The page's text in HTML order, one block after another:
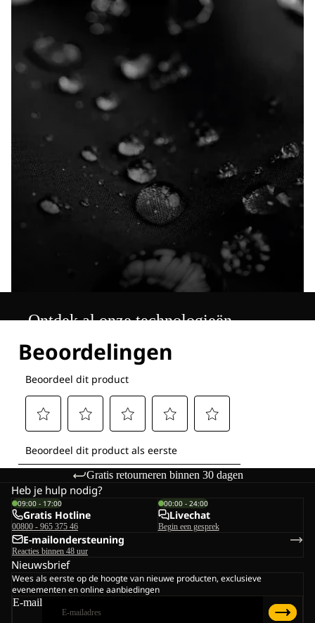
Ontdek al onze technologieën
Gratis retourneren binnen 30 dagen
Heb je hulp nodig?
09:00 - 17:00
Gratis Hotline
00800 - 965 375 46
00:00 - 24:00
Livechat
Begin een gesprek
E-mailondersteuning
Reacties binnen 48 uur
Nieuwsbrief
Wees als eerste op de hoogte van nieuwe producten, exclusieve
evenementen en online aanbiedingen
E-mail